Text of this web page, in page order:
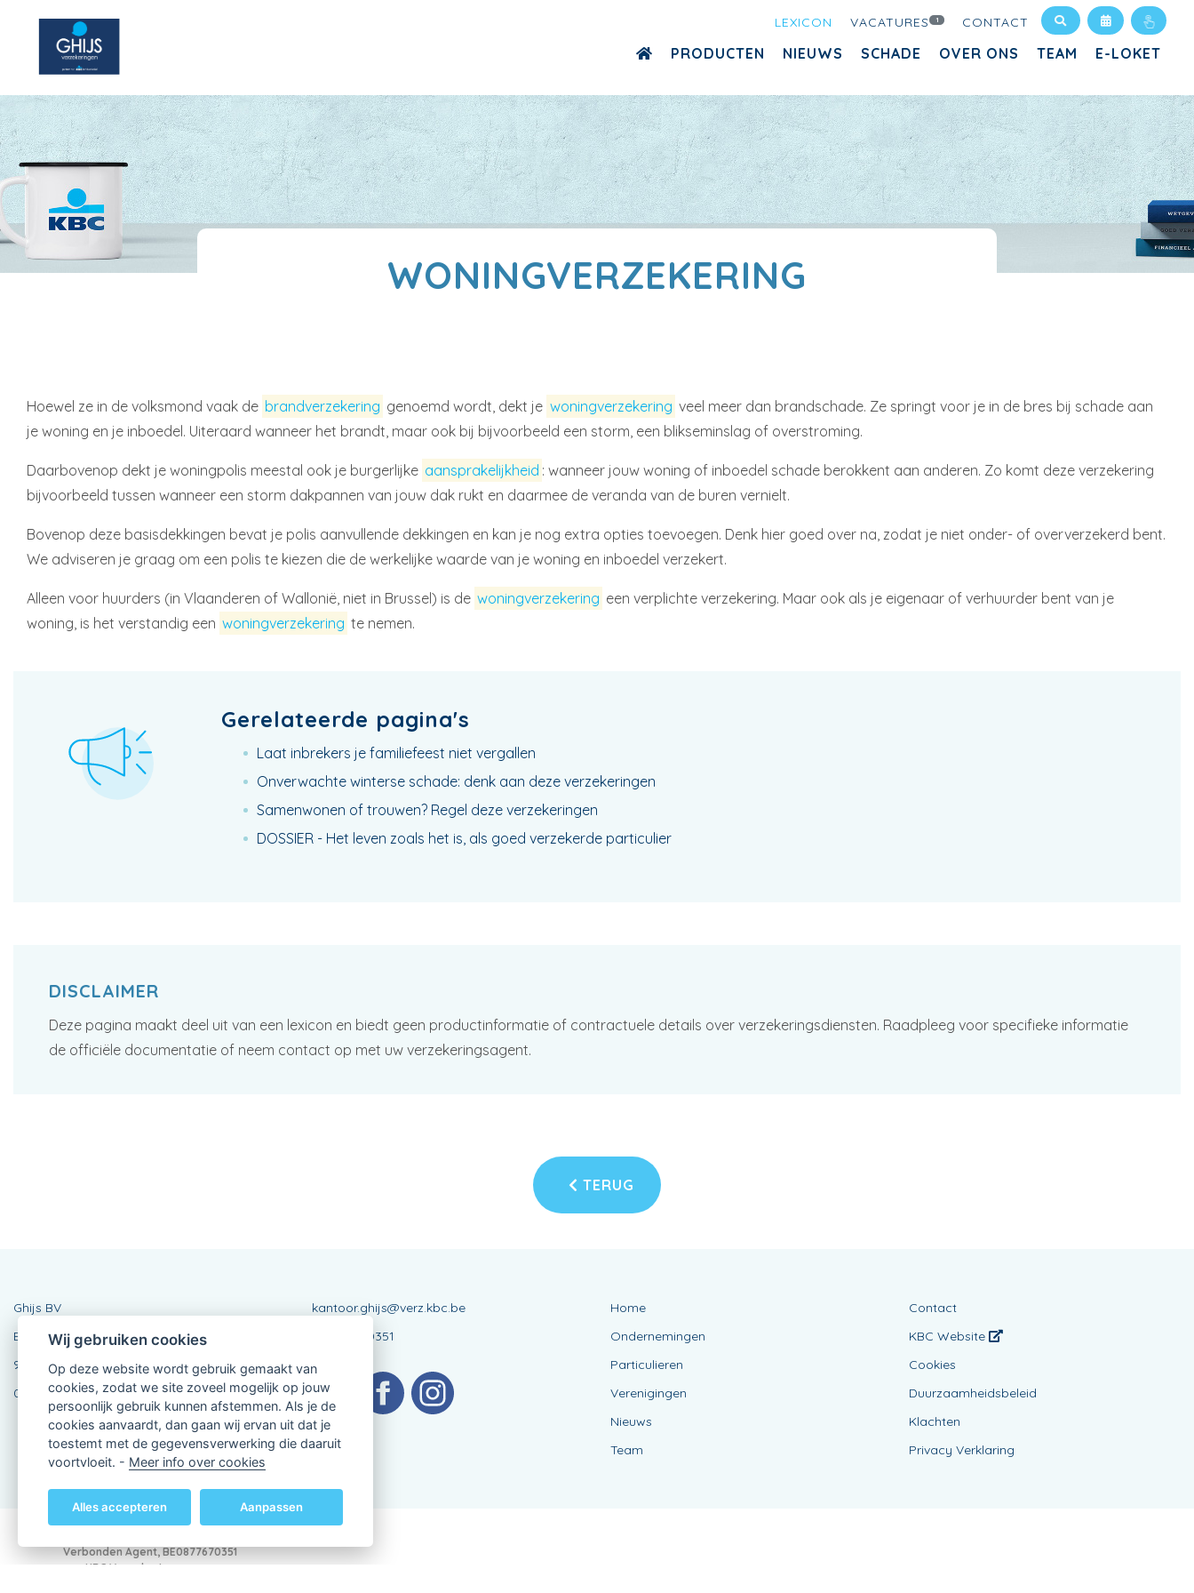
LEXICON VACATURES 1 CONTACT
PRODUCTEN NIEUWS SCHADE OVER ONS TEAM E-LOKET
WONINGVERZEKERING
Hoewel ze in de volksmond vaak de brandverzekering genoemd wordt, dekt je woningverzekering veel meer dan brandschade. Ze springt voor je in de bres bij schade aan
je woning en je inboedel. Uiteraard wanneer het brandt, maar ook bij bijvoorbeeld een storm, een blikseminslag of overstroming.
Daarbovenop dekt je woningpolis meestal ook je burgerlijke aansprakelijkheid : wanneer jouw woning of inboedel schade berokkent aan anderen. Zo komt deze verzekering
bijvoorbeeld tussen wanneer een storm dakpannen van jouw dak rukt en daarmee de veranda van de buren vernielt.
Bovenop deze basisdekkingen bevat je polis aanvullende dekkingen en kan je nog extra opties toevoegen. Denk hier goed over na, zodat je niet onder- of oververzekerd bent.
We adviseren je graag om een polis te kiezen die de werkelijke waarde van je woning en inboedel verzekert.
Alleen voor huurders (in Vlaanderen of Wallonië, niet in Brussel) is de woningverzekering een verplichte verzekering. Maar ook als je eigenaar of verhuurder bent van je
woning, is het verstandig een woningverzekering te nemen.
Gerelateerde pagina's
Laat inbrekers je familiefeest niet vergallen
Onverwachte winterse schade: denk aan deze verzekeringen
Samenwonen of trouwen? Regel deze verzekeringen
DOSSIER - Het leven zoals het is, als goed verzekerde particulier
DISCLAIMER
Deze pagina maakt deel uit van een lexicon en biedt geen productinformatie of contractuele details over verzekeringsdiensten. Raadpleeg voor specifieke informatie
de officiële documentatie of neem contact op met uw verzekeringsagent.
TERUG
Ghijs BV
Etikhoveplein 9
9680 Maarkedal
055 31 21 66
kantoor.ghijs@verz.kbc.be
BE0877670351
Home
Ondernemingen
Particulieren
Verenigingen
Nieuws
Team
Contact
KBC Website
Cookies
Duurzaamheidsbeleid
Klachten
Privacy Verklaring
Verbonden Agent, BE0877670351
van KBC Verzekeringen nv
Wij gebruiken cookies
Op deze website wordt gebruik gemaakt van
cookies, zodat we site zoveel mogelijk op jouw
persoonlijk gebruik kunnen afstemmen. Als je de
cookies aanvaardt, dan gaan wij ervan uit dat je
toestemt met de gegevensverwerking die daaruit
voortvloeit. - Meer info over cookies
Alles accepteren Aanpassen